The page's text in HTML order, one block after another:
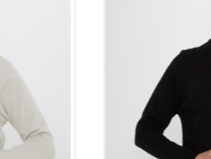
Tercih Etmelisiniz?
kaliteli materyallerden üretilir ve
dünyasının en trend tasarımlarıyla
hırkalar, hem günlük hem
dikişleri ve özenle seçilmiş
Toptan butik sahipleri için, müşteri
mükemmel bir üründür.
%8 Elastan Hırka: